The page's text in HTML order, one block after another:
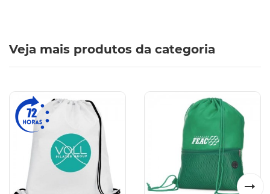
Veja mais produtos da categoria